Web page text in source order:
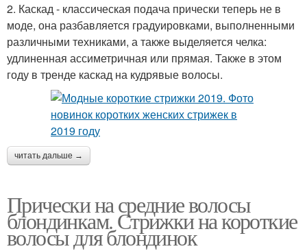
2. Каскад - классическая подача прически теперь не в
моде, она разбавляется градуировками, выполненными
различными техниками, а также выделяется челка:
удлиненная ассиметричная или прямая. Также в этом
году в тренде каскад на кудрявые волосы.
читать дальше →
Прически на средние волосы
блондинкам. Стрижки на короткие
волосы для блондинок